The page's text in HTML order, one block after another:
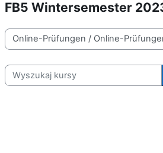
FB5 Wintersemester
Kategorie kursów
Wyszukaj kursy